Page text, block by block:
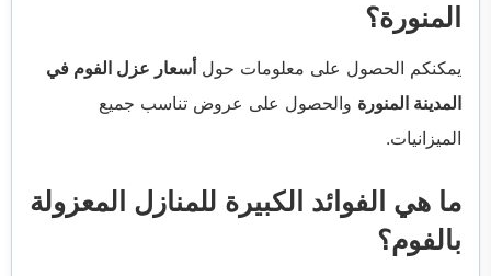
المنورة؟
يمكنكم الحصول على معلومات حول أسعار عزل الفوم في
المدينة المنورة والحصول على عروض تناسب جميع
الميزانيات.
ما هي الفوائد الكبيرة للمنازل المعزولة
بالفوم؟